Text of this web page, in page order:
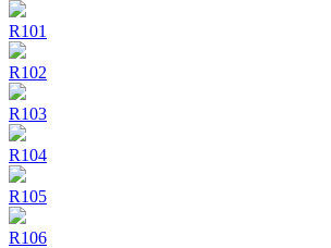
R101
R102
R103
R104
R105
R106